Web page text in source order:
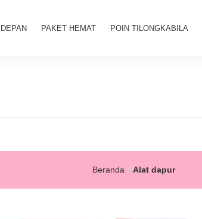
PAKET HEMAT POIN TILONGKABILA
Beranda Alat dapur